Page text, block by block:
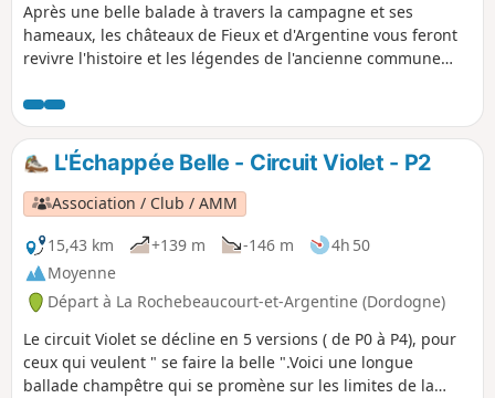
Après une belle balade à travers la campagne et ses
hameaux, les châteaux de Fieux et d'Argentine vous feront
revivre l'histoire et les légendes de l'ancienne commune
L'Échappée Belle - Circuit Violet - P2
Association / Club / AMM
15,43 km
+139 m -146 m
4h 50
Moyenne
Départ à La Rochebeaucourt-et-Argentine (Dordogne)
Le circuit Violet se décline en 5 versions ( de P0 à P4), pour
ceux qui veulent " se faire la belle ".Voici une longue
ballade champêtre qui se promène sur les limites de la